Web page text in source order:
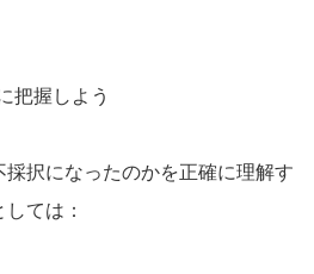
把握しよう
採択になったのかを正確に理解す
ては：